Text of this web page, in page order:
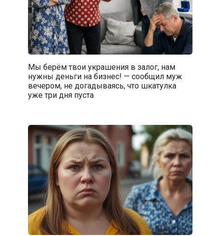
Мы берём твои украшения в залог, нам
нужны деньги на бизнес! — сообщил муж
вечером, не догадываясь, что шкатулка
уже три дня пуста